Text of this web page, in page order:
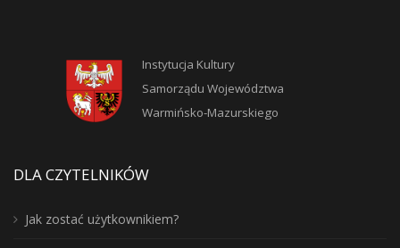
Instytucja Kultury
Samorządu Województwa
Warmińsko-Mazurskiego
DLA CZYTELNIKÓW
Jak zostać użytkownikiem?